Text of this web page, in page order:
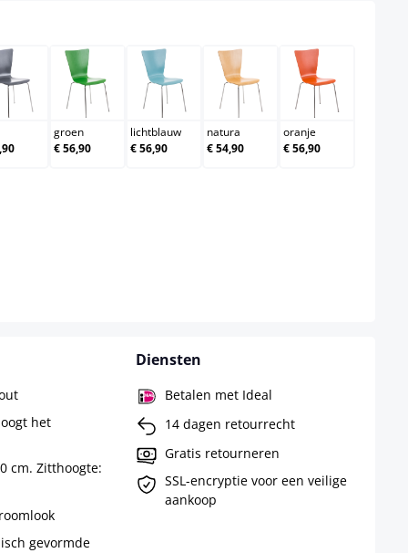
grijs groen
groen
€ 56,90
lichtblauw
lichtblauw
€ 56,90
natura
natura
€ 54,90
oranje
oranje
€ 56,90
het
cm. Zitthoogte:
gevormde
Diensten
Betalen met Ideal
14 dagen retourrecht
Gratis retourneren
SSL-encryptie voor een veilige
aankoop